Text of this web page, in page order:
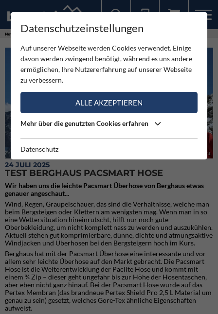
News
Die Berhaus Pacsmart Überhose ist sehr klein verpackbar und leicht
24 JULI 2025
TEST BERGHAUS PACSMART HOSE
Wir haben uns die leichte Pacsmart Überhose von Berghaus etwas
genauer angeschaut...
Wind, Regen, Graupelschauer, das sind die Verhältnisse, welche man
beim Bergsteigen oder Klettern am wenigsten mag. Wenn man in so
eine Wettersituation hineinrutscht, hilft nur noch gute
Oberbekleidung, um nicht komplett nass zu werden und auszukühlen.
Aktuell stehen gut komprimierbare, dünne, dichte und atmungsaktive
Windjacken und Überhosen bei den Bergsteigern hoch im Kurs.
Berghaus hat mit der Pacsmart Überhose eine interessante und vor
allem sehr leichte Überhose auf den Markt gebracht. Die Pacsmart
Hose ist die Weiterentwicklung der Paclite Hose und kommt mit
einem ¾ Zip – dieser geht ungefähr bis zur Höhe der Hosentaschen,
aber eben nicht ganz hinauf. Bei der Pacsmart Hose wurde auf das
Pertex Membran (das brandneue Pertex Shield Pro 2,5 L Material um
genau zu sein) gesetzt, welches Gore-Tex ähnliche Eigenschaften
aufweist.
Datenschutzeinstellungen
Auf unserer Webseite werden Cookies verwendet. Einige
davon werden zwingend benötigt, während es uns andere
ermöglichen, Ihre Nutzererfahrung auf unserer Webseite
zu verbessern.
ALLE AKZEPTIEREN
Mehr über die genutzten Cookies erfahren
Datenschutz